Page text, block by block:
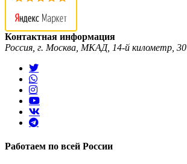
Контактная информация
Россия, г. Москва, МКАД, 14-й километр, 30
Работаем по всей России